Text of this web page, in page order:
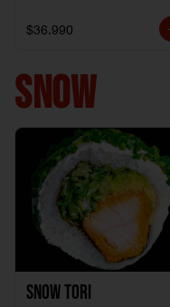
Sake + 1Avocado Beto
1Katzu de Pollo
$36.990
SNOW
Snow Tori